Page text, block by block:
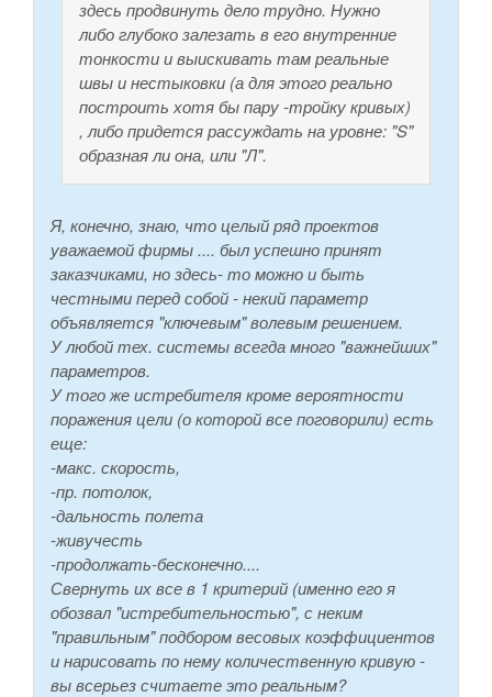
здесь продвинуть дело трудно. Нужно
либо глубоко залезать в его внутренние
тонкости и выискивать там реальные
швы и нестыковки (а для этого реально
построить хотя бы пару -тройку кривых)
, либо придется рассуждать на уровне: "S"
образная ли она, или "Л".
Я, конечно, знаю, что целый ряд проектов
уважаемой фирмы .... был успешно принят
заказчиками, но здесь- то можно и быть
честными перед собой - некий параметр
объявляется "ключевым" волевым решением.
У любой тех. системы всегда много "важнейших"
параметров.
У того же истребителя кроме вероятности
поражения цели (о которой все поговорили) есть
еще:
-макс. скорость,
-пр. потолок,
-дальность полета
-живучесть
-продолжать-бесконечно....
Свернуть их все в 1 критерий (именно его я
обозвал "истребительностью", с неким
"правильным" подбором весовых коэффициентов
и нарисовать по нему количественную кривую -
вы всерьез считаете это реальным?